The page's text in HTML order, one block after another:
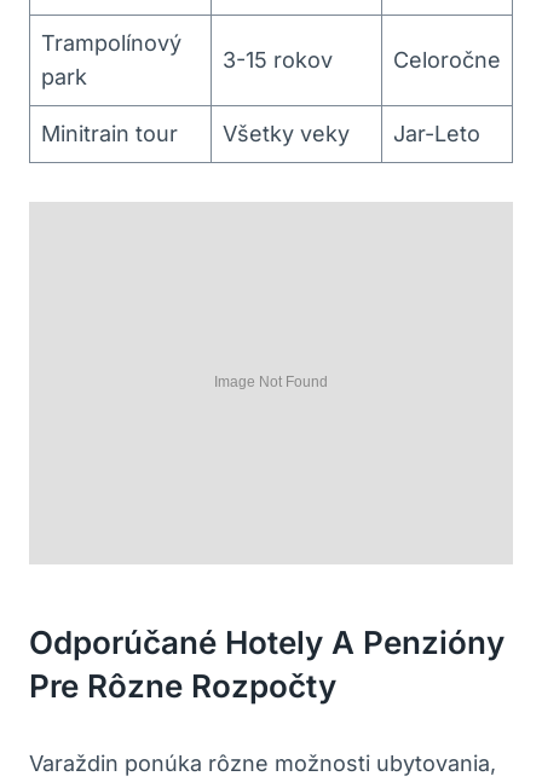
Trampolínový
park
3-15 rokov Celoročne
Minitrain tour Všetky veky Jar-Leto
Odporúčané Hotely A Penzióny
Pre Rôzne Rozpočty
Varaždin ponúka rôzne možnosti ubytovania,